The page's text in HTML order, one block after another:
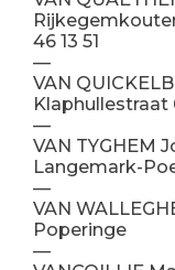
46 13 51
—
VAN
Klaphullestraat
—
VAN TYGHEM
Langemark-
—
VAN
Poperinge
—